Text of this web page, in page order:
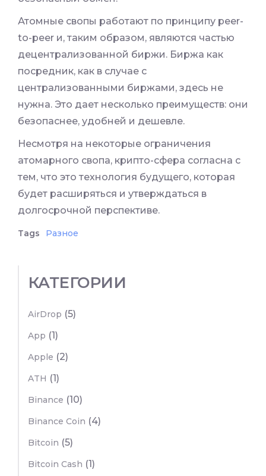
Атомные свопы работают по принципу peer-
to-peer и, таким образом, являются частью
децентрализованной биржи. Биржа как
посредник, как в случае с
централизованными биржами, здесь не
нужна. Это дает несколько преимуществ: они
безопаснее, удобней и дешевле.
Несмотря на некоторые ограничения
атомарного свопа, крипто-сфера согласна с
тем, что это технология будущего, которая
будет расширяться и утверждаться в
долгосрочной перспективе.
Tags Разное
КАТЕГОРИИ
AirDrop (5)
App (1)
Apple (2)
ATH (1)
Binance (10)
Binance Coin (4)
Bitcoin (5)
Bitcoin Cash (1)